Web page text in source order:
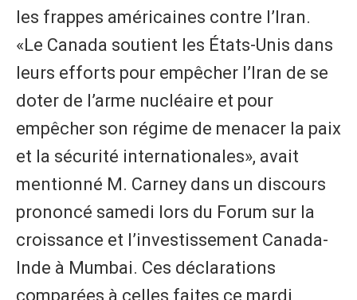
les frappes américaines contre l’Iran.
«Le Canada soutient les États-Unis dans
leurs efforts pour empêcher l’Iran de se
doter de l’arme nucléaire et pour
empêcher son régime de menacer la paix
et la sécurité internationales», avait
mentionné M. Carney dans un discours
prononcé samedi lors du Forum sur la
croissance et l’investissement Canada-
Inde à Mumbai. Ces déclarations
comparées à celles faites ce mardi,